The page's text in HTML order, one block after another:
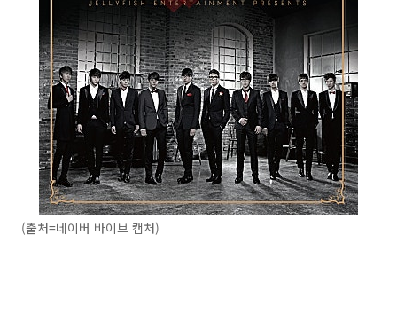
(출처=네이버 바이브 캡처)